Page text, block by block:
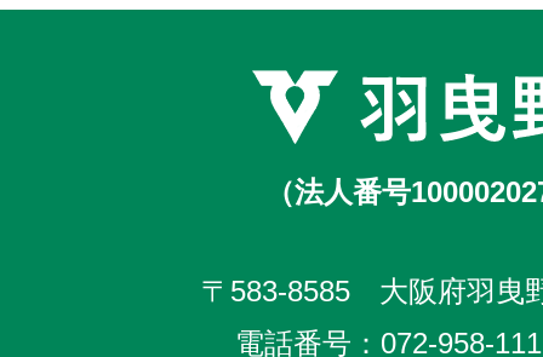
（法人番号
〒583-8585 大阪府羽曳
電話番号： 072-958-